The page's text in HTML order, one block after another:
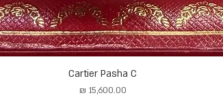
Cartier Pasha C
מחיר